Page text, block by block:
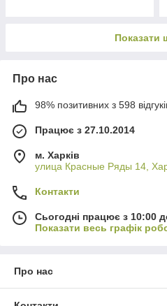
Показати
Про нас
98% позитивних з 598
Працює з 27.10.2014
м. Харків
улица Красные Ряды 14,
Контакти
Сьогодні працює з 10:00
Показати весь графік
Про нас